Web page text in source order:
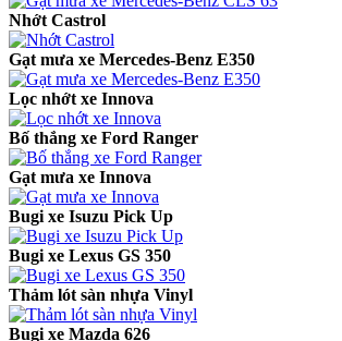
Nhớt Castrol
Gạt mưa xe Mercedes-Benz E350
Lọc nhớt xe Innova
Bố thắng xe Ford Ranger
Gạt mưa xe Innova
Bugi xe Isuzu Pick Up
Bugi xe Lexus GS 350
Thảm lót sàn nhựa Vinyl
Bugi xe Mazda 626